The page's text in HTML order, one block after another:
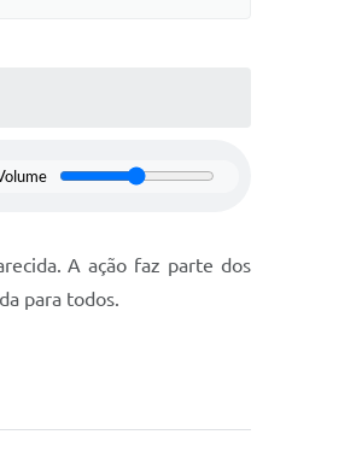
A ação faz parte dos
para todos.